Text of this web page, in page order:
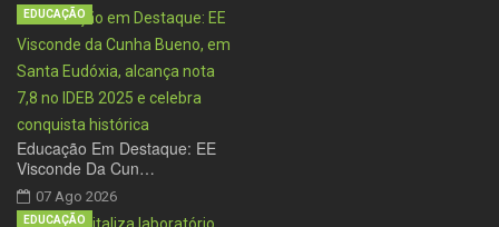
Educação Em Destaque: EE
Visconde Da Cun…
07 Ago 2026
EDUCAÇÃO
EDUCAÇÃO